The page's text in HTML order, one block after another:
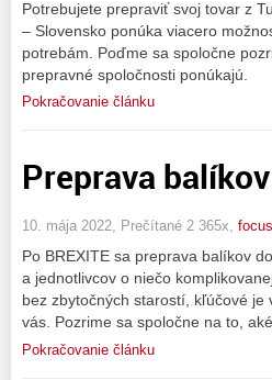
Potrebujete prepraviť svoj tovar z
– Slovensko ponúka viacero
potrebám. Poďme sa spoločne
prepravné spoločnosti ponúkajú.
Pokračovanie článku
Preprava
10. mája 2022, Prečítané 2 365x,
Po BREXITE sa preprava balíkov
a jednotlivcov o niečo
bez zbytočných starostí, kľúčové
vás. Pozrime sa spoločne na to,
Pokračovanie článku